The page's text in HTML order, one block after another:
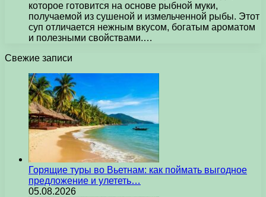
которое готовится на основе рыбной муки,
получаемой из сушеной и измельченной рыбы. Этот
суп отличается нежным вкусом, богатым ароматом
и полезными свойствами.…
Свежие записи
Горящие туры во Вьетнам: как поймать выгодное
предложение и улететь…
05.08.2026